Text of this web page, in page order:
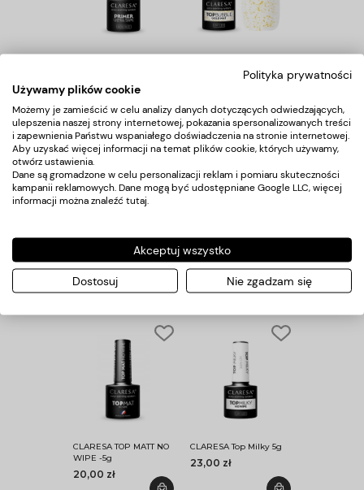
10,00 zł
Matt No wipe -5g
CLARESA TOP DIAMOND
NO WIPE -5g
20,00 zł
CLARESA Top Glass No
wipe 5g
20,00 zł
CLARESA TOP MATT NO
WIPE -5g
20,00 zł
CLARESA Top Milky 5g
23,00 zł
Polityka prywatności
Używamy plików cookie
Możemy je zamieścić w celu analizy danych dotyczących odwiedzających,
ulepszenia naszej strony internetowej, pokazania spersonalizowanych treści
i zapewnienia Państwu wspaniałego doświadczenia na stronie internetowej.
Aby uzyskać więcej informacji na temat plików cookie, których używamy,
otwórz ustawienia.
Dane są gromadzone w celu personalizacji reklam i pomiaru skuteczności
kampanii reklamowych. Dane mogą być udostępniane Google LLC, więcej
informacji można znaleźć tutaj
Akceptuj wszystko
Dostosuj Nie zgadzam się